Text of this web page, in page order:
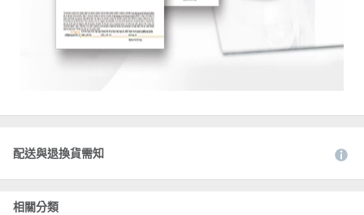
配送與退換貨需知
相關分類